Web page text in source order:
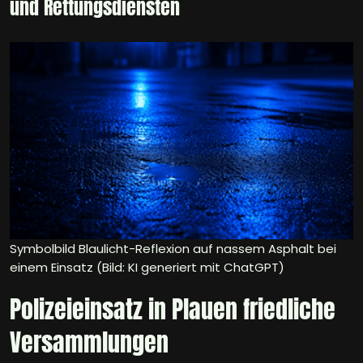
und Rettungsdiensten
Symbolbild Blaulicht-Reflexion auf nassem Asphalt bei
einem Einsatz (Bild: KI generiert mit ChatGPT)
Polizeieinsatz in Plauen friedliche
Versammlungen